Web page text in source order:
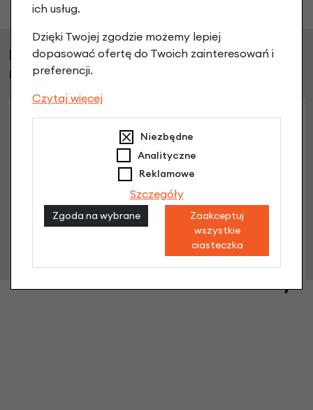
Klienci, którzy kupili ten produkt wybrali
również
Śruba napinacza łańcucha Batavus Quip
3,90 zł
ich usług.
Dzięki Twojej zgodzie możemy lepiej
dopasować ofertę do Twoich zainteresowań i
preferencji.
Czytaj więcej
Niezbędne
Analityczne
Reklamowe
Szczegóły
Zgoda na wybrane
Zaakceptuj
wszystkie
ciasteczka